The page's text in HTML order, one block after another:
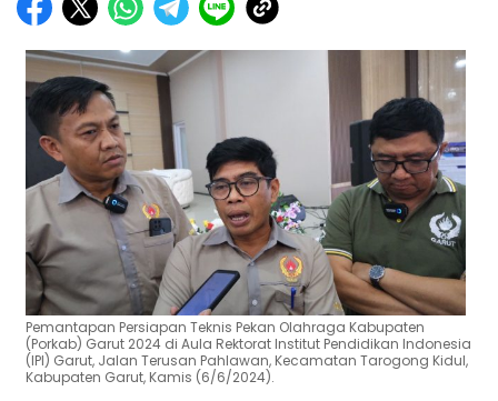
Pemantapan Persiapan Teknis Pekan Olahraga Kabupaten
(Porkab) Garut 2024 di Aula Rektorat Institut Pendidikan Indonesia
(IPI) Garut, Jalan Terusan Pahlawan, Kecamatan Tarogong Kidul,
Kabupaten Garut, Kamis (6/6/2024).